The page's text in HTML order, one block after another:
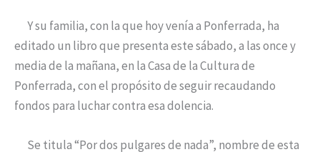
Y su familia, con la que hoy venía a Ponferrada, ha
editado un libro que presenta este sábado, a las once y
media de la mañana, en la Casa de la Cultura de
Ponferrada, con el propósito de seguir recaudando
fondos para luchar contra esa dolencia.
Se titula “Por dos pulgares de nada”, nombre de esta